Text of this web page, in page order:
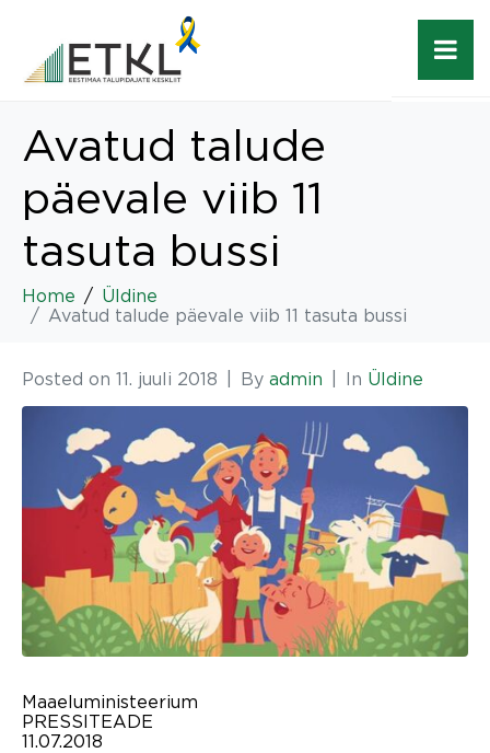
Avatud talude
päevale viib 11
tasuta bussi
Home
Üldine
Avatud talude päevale viib 11 tasuta bussi
Posted on 11. juuli 2018 By admin In Üldine
Maaeluministeerium
PRESSITEADE
11.07.2018